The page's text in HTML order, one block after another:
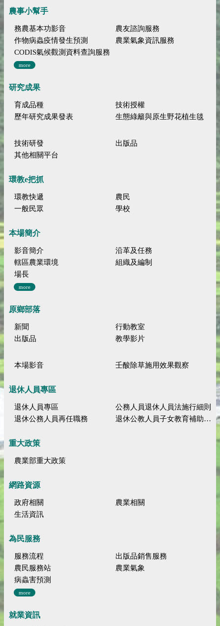
農事小幫手
務農基本功影音
農友諮詢服務
作物病蟲疫情發生預測
農業氣象資訊服務
CODIS氣候觀測資料查詢服務
more
研究成果
育成品種
技術授權
歷年研究成果發表
生態綠籬與原生野花植生毯
技術研發
出版品
其他相關平台
環教e把抓
環教快遞
農民
一般民眾
學校
本場簡介
影音簡介
沿革及任務
轄區農業環境
組織及編制
場長
more
原鄉部落
新聞
行動教室
出版品
教學影片
本場影音 壬酸除草施用效果觀察
退休人員專區
退休人員專區
公務人員退休人員法施行細則
退休公務人員再任職務
退休公教人員子女教育補助規定
重大政策
農業部重大政策
網路資源
政府相關
農業相關
生活資訊
為民服務
服務流程
出版品銷售服務
農民服務站
農業氣象
病蟲害預測
more
就業資訊